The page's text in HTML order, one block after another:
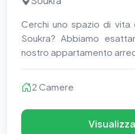
Cerchi uno spazio di
Soukra? Abbiamo
nostro appartamento
2 Camere